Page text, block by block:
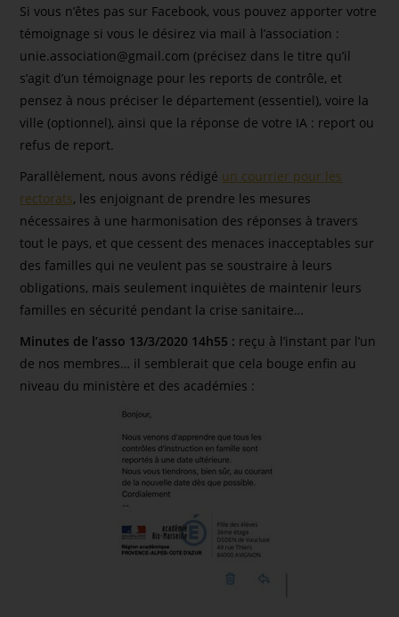
Si vous n’êtes pas sur Facebook, vous pouvez apporter votre
témoignage si vous le désirez via mail à l’association :
unie.association@gmail.com (précisez dans le titre qu’il
s’agit d’un témoignage pour les reports de contrôle, et
pensez à nous préciser le département (essentiel), voire la
ville (optionnel), ainsi que la réponse de votre IA : report ou
refus de report.
Parallèlement, nous avons rédigé un courrier pour les
rectorats, les enjoignant de prendre les mesures
nécessaires à une harmonisation des réponses à travers
tout le pays, et que cessent des menaces inacceptables sur
des familles qui ne veulent pas se soustraire à leurs
obligations, mais seulement inquiètes de maintenir leurs
familles en sécurité pendant la crise sanitaire…
Minutes de l’asso 13/3/2020 14h55 : reçu à l’instant par l’un
de nos membres… il semblerait que cela bouge enfin au
niveau du ministère et des académies :